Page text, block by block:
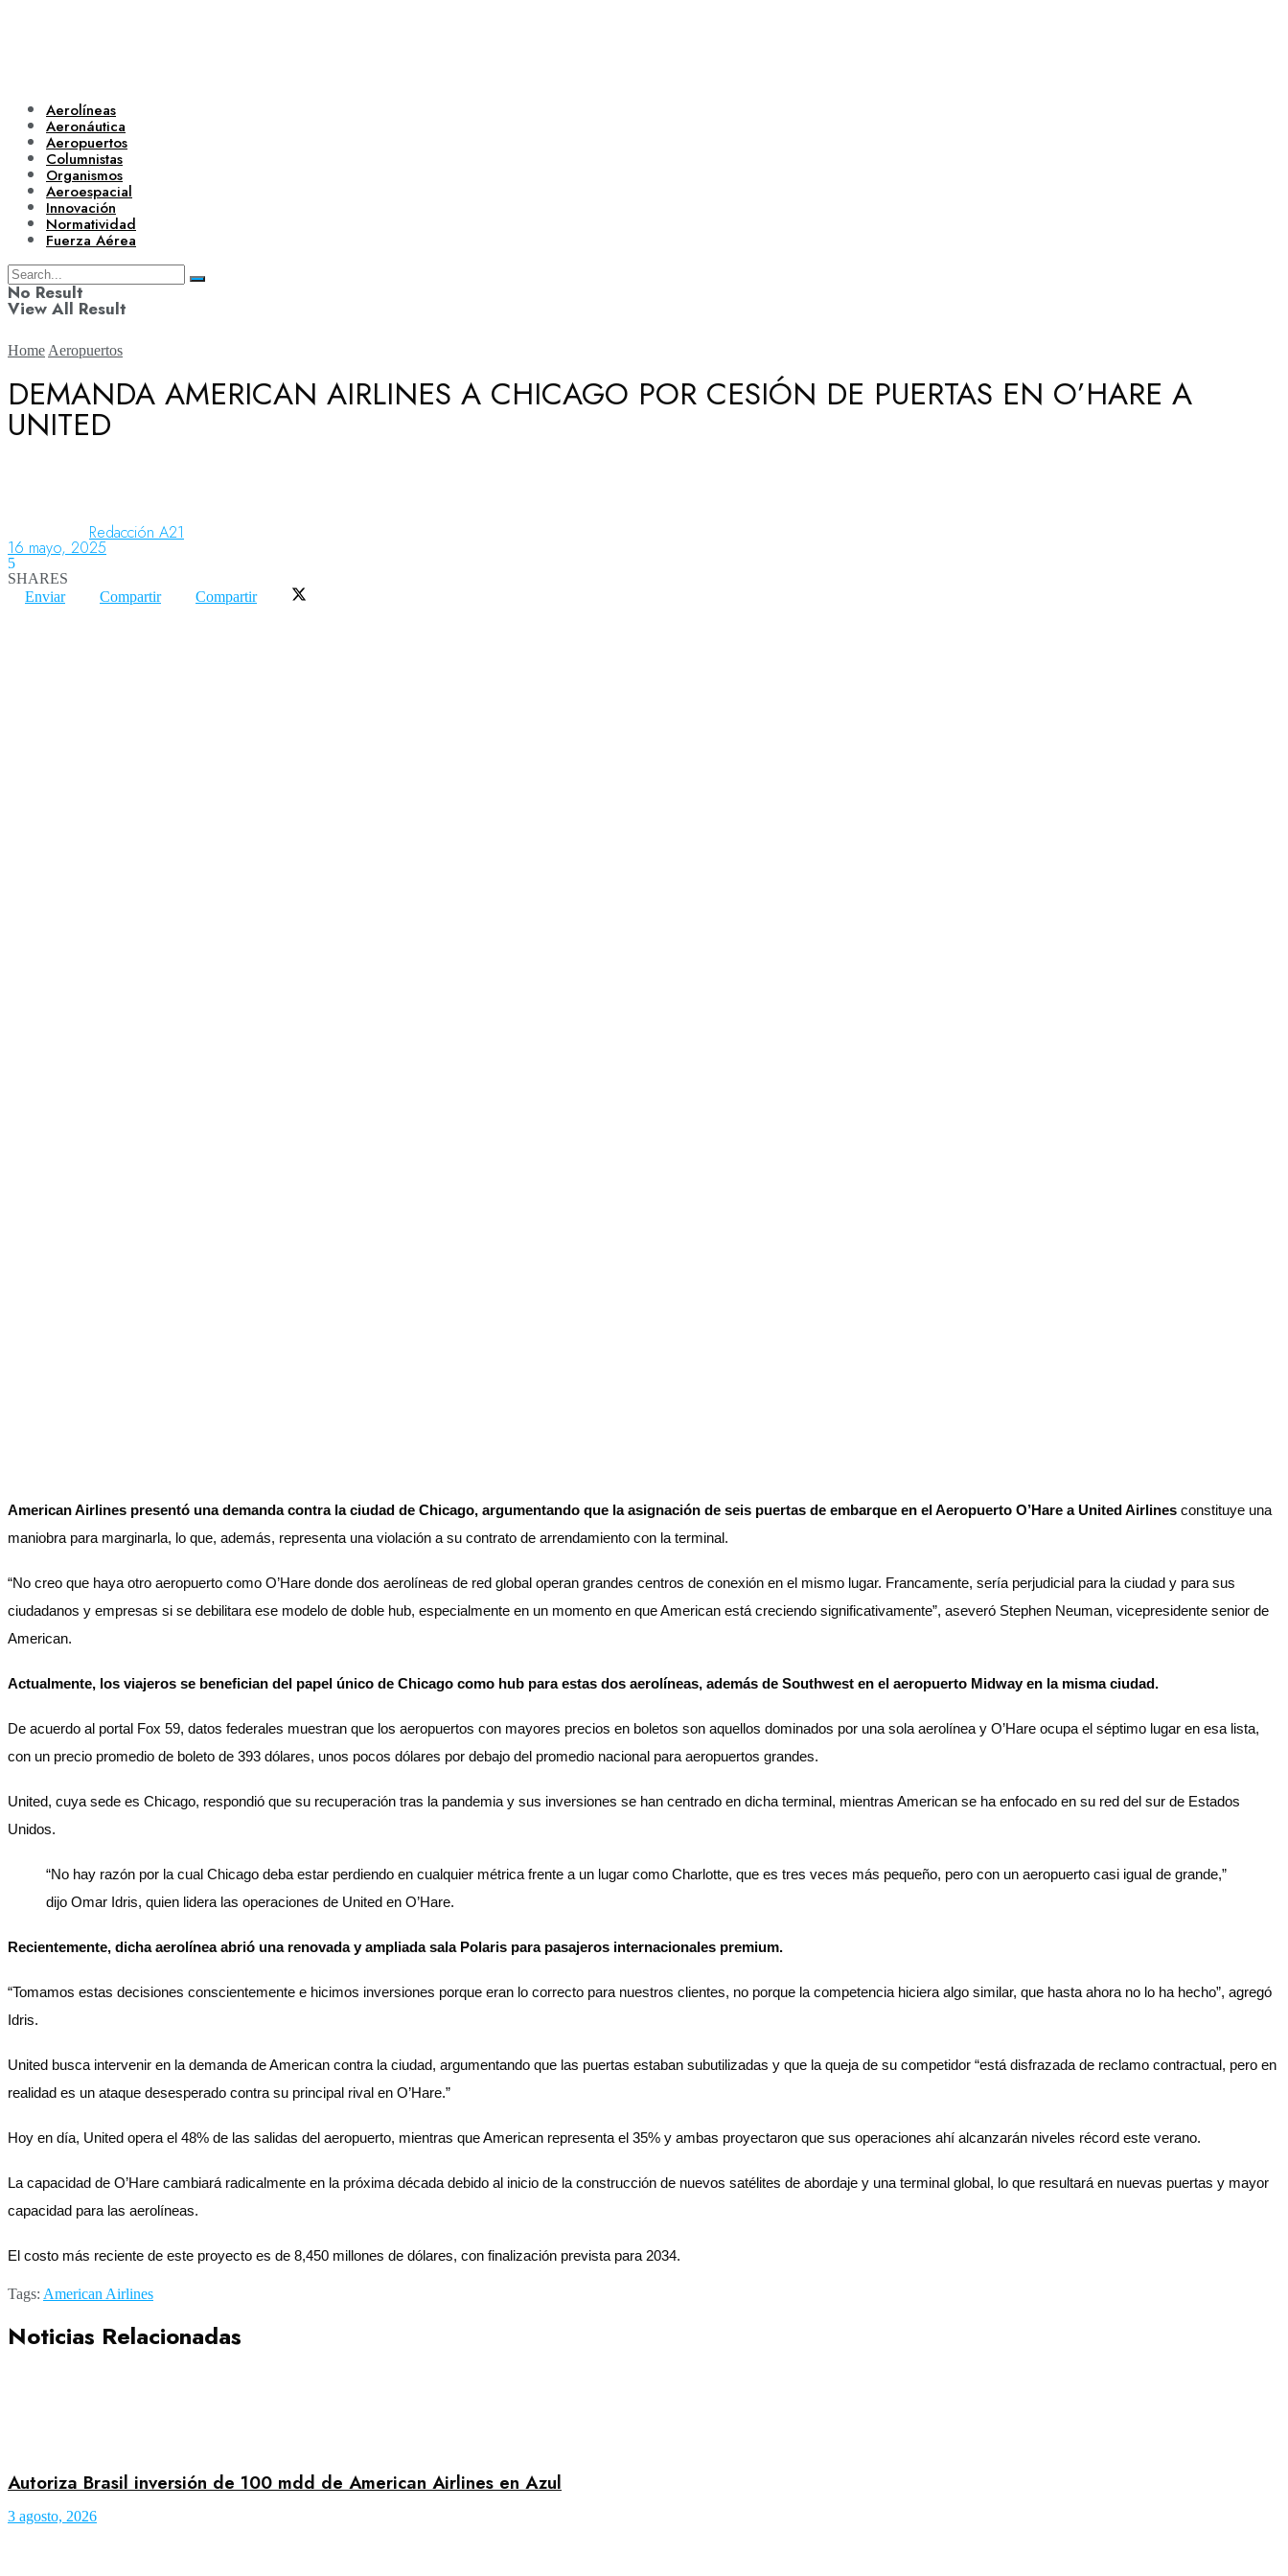
Aerolíneas
Aeronáutica
Aeropuertos
Columnistas
Organismos
Aeroespacial
Innovación
Normatividad
Fuerza Aérea
No Result
View All Result
Aerolíneas
Aeropuertos
Home Aeropuertos
DEMANDA AMERICAN AIRLINES A CHICAGO POR CESIÓN DE PUERTAS EN O’HARE A
UNITED
Redacción A21
16 mayo, 2025
5
SHARES
Enviar
Compartir Compartir
American Airlines presentó una demanda contra la ciudad de Chicago, argumentando que la asignación de seis puertas de embarque en el Aeropuerto O’Hare a United Airlines constituye una
maniobra para marginarla, lo que, además, representa una violación a su contrato de arrendamiento con la terminal.
“No creo que haya otro aeropuerto como O’Hare donde dos aerolíneas de red global operan grandes centros de conexión en el mismo lugar. Francamente, sería perjudicial para la ciudad y para sus
ciudadanos y empresas si se debilitara ese modelo de doble hub, especialmente en un momento en que American está creciendo significativamente”, aseveró Stephen Neuman, vicepresidente senior de
American.
Actualmente, los viajeros se benefician del papel único de Chicago como hub para estas dos aerolíneas, además de Southwest en el aeropuerto Midway en la misma ciudad.
De acuerdo al portal Fox 59, datos federales muestran que los aeropuertos con mayores precios en boletos son aquellos dominados por una sola aerolínea y O’Hare ocupa el séptimo lugar en esa lista,
con un precio promedio de boleto de 393 dólares, unos pocos dólares por debajo del promedio nacional para aeropuertos grandes.
United, cuya sede es Chicago, respondió que su recuperación tras la pandemia y sus inversiones se han centrado en dicha terminal, mientras American se ha enfocado en su red del sur de Estados
Unidos.
“No hay razón por la cual Chicago deba estar perdiendo en cualquier métrica frente a un lugar como Charlotte, que es tres veces más pequeño, pero con un aeropuerto casi igual de grande,”
dijo Omar Idris, quien lidera las operaciones de United en O’Hare.
Recientemente, dicha aerolínea abrió una renovada y ampliada sala Polaris para pasajeros internacionales premium.
“Tomamos estas decisiones conscientemente e hicimos inversiones porque eran lo correcto para nuestros clientes, no porque la competencia hiciera algo similar, que hasta ahora no lo ha hecho”, agregó
Idris.
United busca intervenir en la demanda de American contra la ciudad, argumentando que las puertas estaban subutilizadas y que la queja de su competidor “está disfrazada de reclamo contractual, pero en
realidad es un ataque desesperado contra su principal rival en O’Hare.”
Hoy en día, United opera el 48% de las salidas del aeropuerto, mientras que American representa el 35% y ambas proyectaron que sus operaciones ahí alcanzarán niveles récord este verano.
La capacidad de O’Hare cambiará radicalmente en la próxima década debido al inicio de la construcción de nuevos satélites de abordaje y una terminal global, lo que resultará en nuevas puertas y mayor
capacidad para las aerolíneas.
El costo más reciente de este proyecto es de 8,450 millones de dólares, con finalización prevista para 2034.
Tags: American Airlines
Noticias Relacionadas
Autoriza Brasil inversión de 100 mdd de American Airlines en Azul
3 agosto, 2026